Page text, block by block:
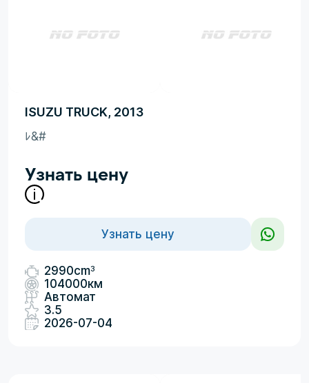
ISUZU TRUCK, 2013
ﾚ&#
Узнать цену
Узнать цену
2990cm3
104000км
Автомат
3.5
2026-07-04